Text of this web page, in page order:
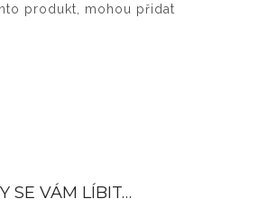
produkt, mohou přidat
SE VÁM LÍBIT…